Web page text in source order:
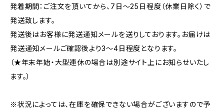
発着期間：ご注文を頂いてから、7日〜25日程度（休業日除く）で
発送致します。
発送後はお客様に発送通知メールを送りしております。お届けは
発送通知メールご確認後より3〜4日程度となります。
（★年末年始・大型連休の場合は別途サイト上にお知らせいたし
ます。）
※状況によっては、在庫を確保できない場合がございますので予